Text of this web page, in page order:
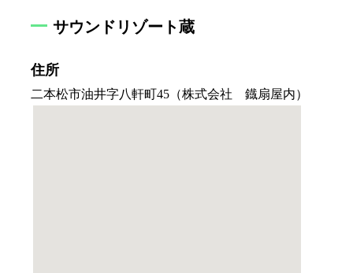
サウンドリゾート蔵
住所